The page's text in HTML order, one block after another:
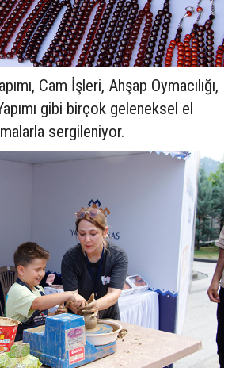
Cam İşleri, Ahşap Oymacılığı,
gibi birçok geleneksel el
sergileniyor.